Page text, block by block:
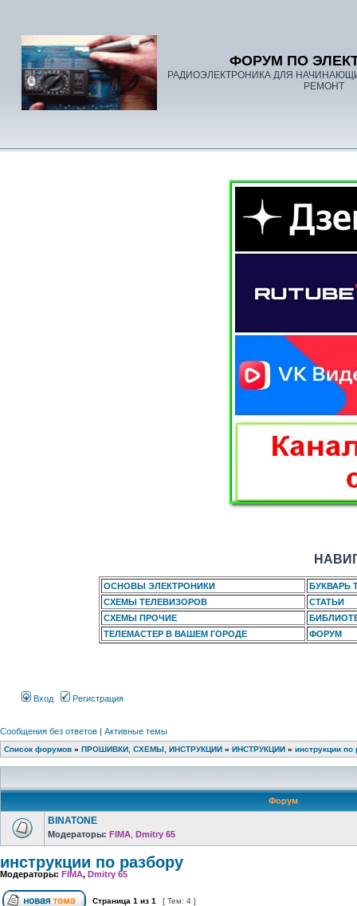
ФОРУМ ПО
РАДИОЭЛЕКТРОНИКА ДЛЯ
РЕМОНТ
ОСНОВЫ ЭЛЕКТРОНИКИ
БУКВАРЬ
СХЕМЫ ТЕЛЕВИЗОРОВ
СТАТЬИ
СХЕМЫ ПРОЧИЕ
ТЕЛЕМАСТЕР В ВАШЕМ ГОРОДЕ
ФОРУМ
Вход Регистрация
Сообщения без ответов | Активные темы
Список форумов » ПРОШИВКИ, СХЕМЫ, ИНСТРУКЦИИ » ИНСТРУКЦИИ » инструкции по
Форум
BINATONE
Модераторы: FIMA Dmitry 65
инструкции по разбору
Модераторы: FIMA, Dmitry 65
Страница 1 из 1 [ Тем: 4 ]